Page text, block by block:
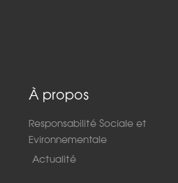
À propos
Responsabilité Sociale et
Evironnementale
Actualité